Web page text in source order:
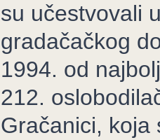
su učestvovali
gradačačkog
1994. od
212.
Gračanici, koja